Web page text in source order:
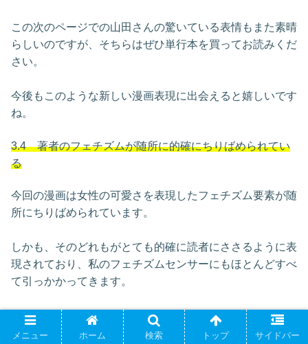
この次のページでの山田さんの驚いている表情もまた素晴
らしいのですが、そちらはぜひ単行本を買ってお読みくだ
さい。
今後もこのような新しい漫画表現に出会えると嬉しいです
ね。
3.4 著者のフェチズムが随所に的確にちりばめられてい
る
今回の漫画は女性の可愛さを表現したフェチズム要素が随
所にちりばめられています。
しかも、そのどれもがとても的確に読者にささるように表
現されており、私のフェチズムセンサーにもほとんどすべ
て引っかかってきます。
教室にある自分の机の上に好きな女子がお尻からのっから
れてしまうシーンであったり、帰宅途中で一緒に帰るとき
メニュー ホーム 検索 トップ サイドバー